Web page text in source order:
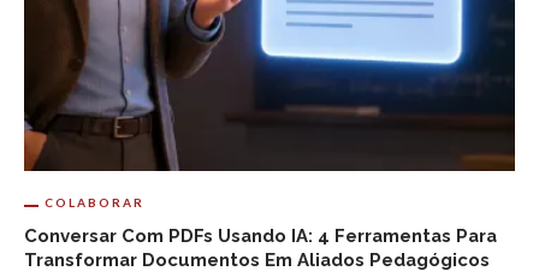
COLABORAR
Conversar Com PDFs Usando IA: 4 Ferramentas Para
Transformar Documentos Em Aliados Pedagógicos